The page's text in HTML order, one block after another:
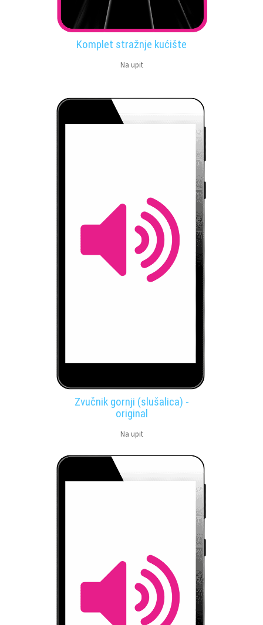
Komplet stražnje kućište
Na upit
Zvučnik gornji (slušalica) -
original
Na upit